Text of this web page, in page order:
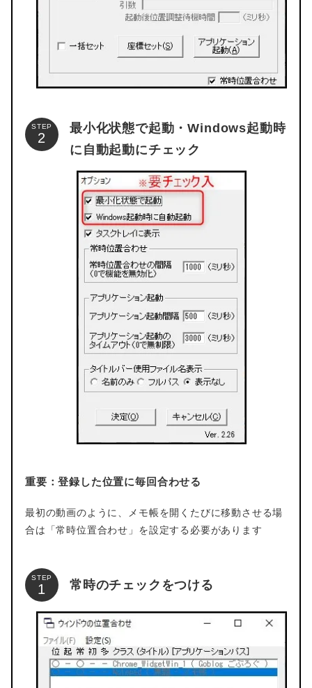
STEP
最小化状態で起動・Windows起動時
に自動起動にチェック
重要：登録した位置に毎回合わせる
最初の動画のように、メモ帳を開くたびに移動させる場
合は「常時位置合わせ」を設定する必要があります
STEP
常時のチェックをつける